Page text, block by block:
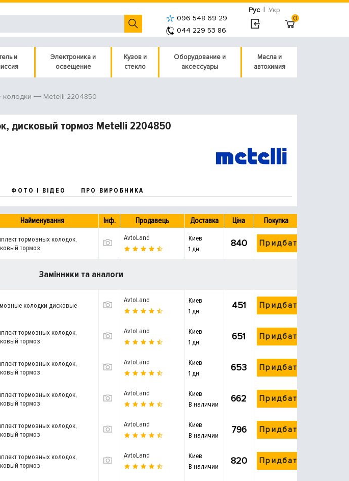
Рус | Укр
096 548 69 29
044 229 53 86
0
и
Электроника и
освещение
Кузов и
стекло
Оборудование и
аксессуары
Масла и
автохимия
Metelli 2204850
дисковый тормоз Metelli 2204850
ФОТО І ВІДЕО ПРО ВИРОБНИКА
Найменування Інф. Продавець Доставка Ціна Покупка
тормозных колодок,
тормоз
AvtoLand
Киев
1 дн.
840 Придбати
Замінники та аналоги
колодки дисковые
AvtoLand
Киев
1 дн.
451 Придбати
тормозных колодок,
тормоз
AvtoLand
Киев
1 дн.
651 Придбати
тормозных колодок,
тормоз
AvtoLand
Киев
1 дн.
653 Придбати
тормозных колодок,
тормоз
AvtoLand
Киев
В наличии
662 Придбати
тормозных колодок,
тормоз
AvtoLand
Киев
В наличии
796 Придбати
тормозных колодок,
тормоз
AvtoLand
Киев
В наличии
820 Придбати